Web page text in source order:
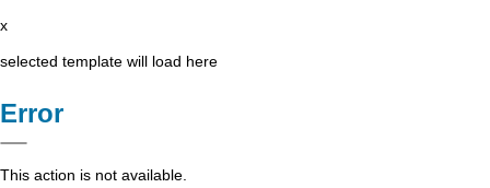
x
selected template will load here
Error
This action is not available.